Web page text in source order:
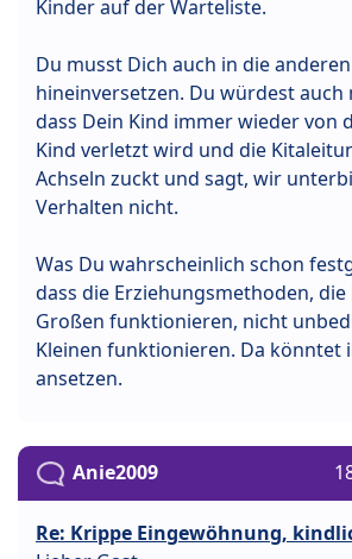
Kinder auf der Warteliste.
Du musst Dich auch in die
hineinversetzen. Du würdest auch
dass Dein Kind immer wieder von
Kind verletzt wird und die
Achseln zuckt und sagt, wir
Verhalten nicht.
Was Du wahrscheinlich schon
dass die Erziehungsmethoden,
Großen funktionieren, nicht
Kleinen funktionieren. Da könntet
ansetzen.
Anie2009
Re: Krippe Eingewöhnung,